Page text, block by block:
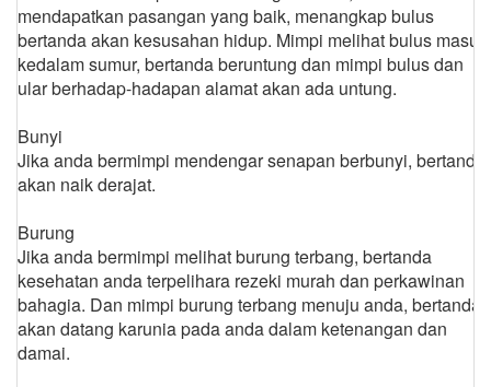
mendapatkan pasangan yang baik, menangkap bulus
bertanda akan kesusahan hidup. Mimpi melihat bulus masuk
kedalam sumur, bertanda beruntung dan mimpi bulus dan
ular berhadap-hadapan alamat akan ada untung.
Bunyi
Jika anda bermimpi mendengar senapan berbunyi, bertanda
akan naik derajat.
Burung
Jika anda bermimpi melihat burung terbang, bertanda
kesehatan anda terpelihara rezeki murah dan perkawinan
bahagia. Dan mimpi burung terbang menuju anda, bertanda
akan datang karunia pada anda dalam ketenangan dan
damai.